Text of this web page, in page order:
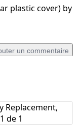
plastic cover) by
un commentaire